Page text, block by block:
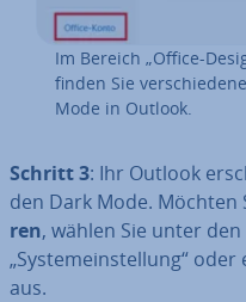
Im Bereich „Office-
finden Sie
Mode in Outlook.
Schritt 3: Ihr Outlook
den Dark Mode. Möchten
ren, wählen Sie unter
„Sys­tem­ein­stel­lung“
aus.